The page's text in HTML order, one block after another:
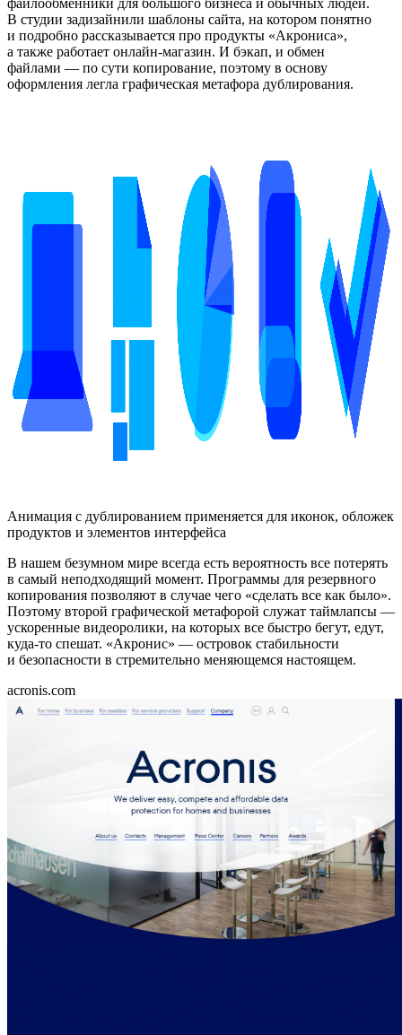
файлообменники для большого бизнеса и обычных людей.
В студии задизайнили шаблоны сайта, на котором понятно
и подробно рассказывается про продукты «Акрониса»,
а также работает онлайн-магазин. И бэкап, и обмен
файлами — по сути копирование, поэтому в основу
оформления легла графическая метафора дублирования.
Анимация с дублированием применяется для иконок, обложек
продуктов и элементов интерфейса
В нашем безумном мире всегда есть вероятность все потерять
в самый неподходящий момент. Программы для резервного
копирования позволяют в случае чего «сделать все как было».
Поэтому второй графической метафорой служат таймлапсы —
ускоренные видеоролики, на которых все быстро бегут, едут,
куда-то спешат. «Акронис» — островок стабильности
и безопасности в стремительно меняющемся настоящем.
acronis.com